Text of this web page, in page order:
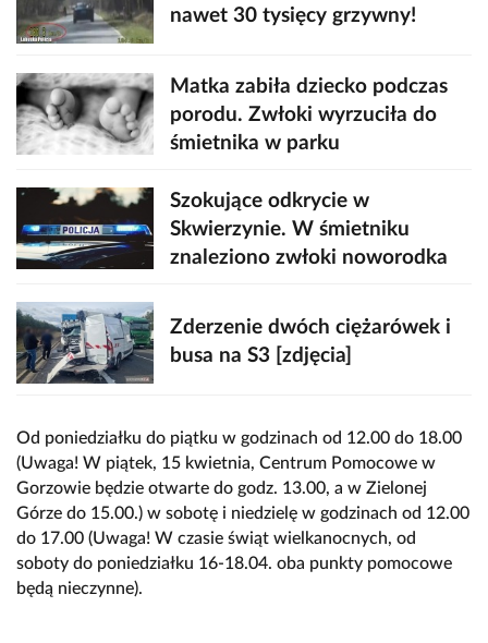
nawet 30 tysięcy grzywny!
Matka zabiła dziecko podczas
porodu. Zwłoki wyrzuciła do
śmietnika w parku
Szokujące odkrycie w
Skwierzynie. W śmietniku
znaleziono zwłoki noworodka
Zderzenie dwóch ciężarówek i
busa na S3 [zdjęcia]
Od poniedziałku do piątku w godzinach od 12.00 do 18.00
(Uwaga! W piątek, 15 kwietnia, Centrum Pomocowe w
Gorzowie będzie otwarte do godz. 13.00, a w Zielonej
Górze do 15.00.) w sobotę i niedzielę w godzinach od 12.00
do 17.00 (Uwaga! W czasie świąt wielkanocnych, od
soboty do poniedziałku 16-18.04. oba punkty pomocowe
będą nieczynne).